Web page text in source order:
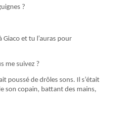
?
et tu l’auras pour
me suivez ?
poussé de drôles sons. Il s’était
son copain, battant des mains,